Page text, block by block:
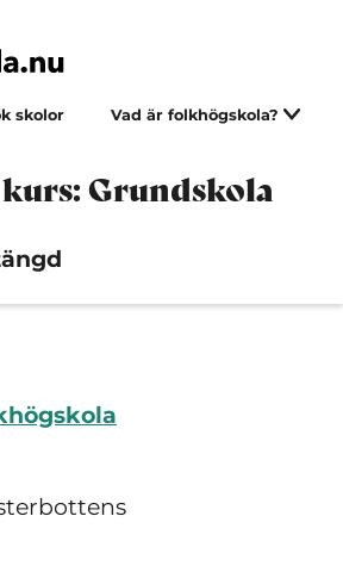
skolor Vad är folkhögskola?
Grundskola